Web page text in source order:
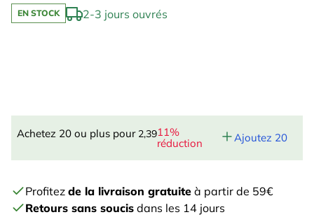
EN STOCK 2-3 jours ouvrés
Achetez 20 ou plus pour 2,3911%
réduction
Ajoutez 20
Profitez de la livraison gratuite à partir de 59€
Retours sans soucis dans les 14 jours